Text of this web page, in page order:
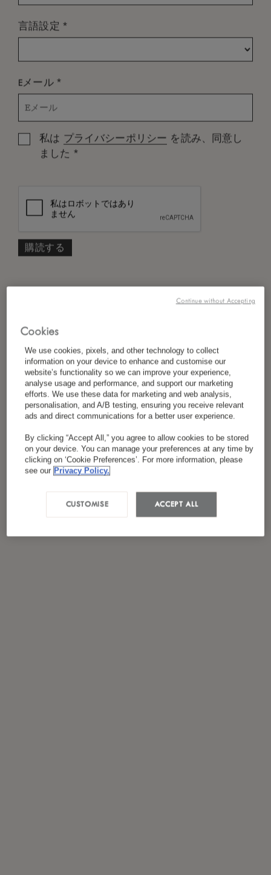
言語設定 *
Eメール *
私は プライバシーポリシー を読み、同意し
ました *
Cookies
We use cookies, pixels, and other technology to collect
information on your device to enhance and customise our
website’s functionality so we can improve your experience,
analyse usage and performance, and support our marketing
efforts. We use these data for marketing and web analysis,
personalisation, and A/B testing, ensuring you receive relevant
ads and direct communications for a better user experience.
By clicking “Accept All,” you agree to allow cookies to be stored
on your device. You can manage your preferences at any time by
clicking on ‘Cookie Preferences’. For more information, please
see our Privacy Policy.
ACCEPT ALL
CUSTOMISE
Continue without Accepting